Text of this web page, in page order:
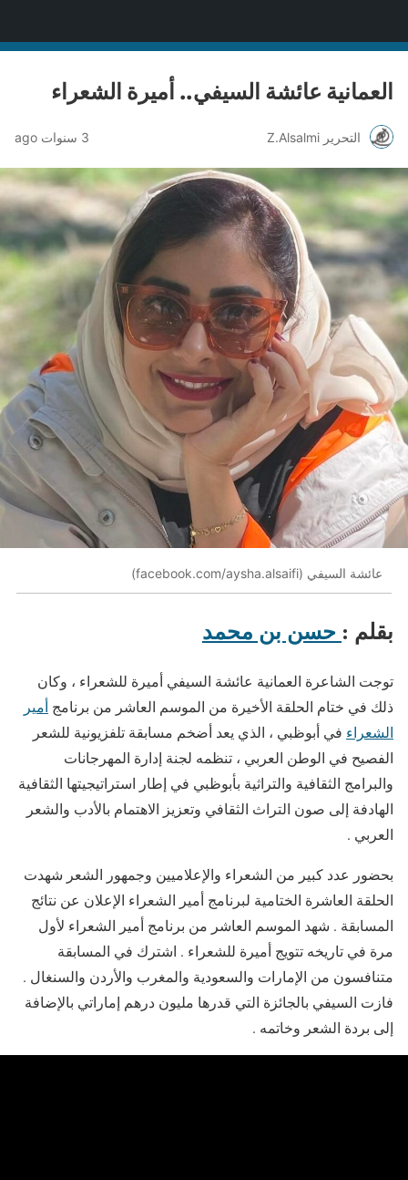
العمانية عائشة السيفي.. أميرة الشعراء
التحرير Z.Alsalmi 3 سنوات ago
عائشة السيفي (facebook.com/aysha.alsaifi)
بقلم : حسن بن محمد
توجت الشاعرة العمانية عائشة السيفي أميرة للشعراء ، وكان
ذلك في ختام الحلقة الأخيرة من الموسم العاشر من برنامج أمير
الشعراء في أبوظبي ، الذي يعد أضخم مسابقة تلفزيونية للشعر
الفصيح في الوطن العربي ، تنظمه لجنة إدارة المهرجانات
والبرامج الثقافية والتراثية بأبوظبي في إطار استراتيجيتها الثقافية
الهادفة إلى صون التراث الثقافي وتعزيز الاهتمام بالأدب والشعر
العربي .
بحضور عدد كبير من الشعراء والإعلاميين وجمهور الشعر شهدت
الحلقة العاشرة الختامية لبرنامج أمير الشعراء الإعلان عن نتائج
المسابقة . شهد الموسم العاشر من برنامج أمير الشعراء لأول
مرة في تاريخه تتويج أميرة للشعراء . اشترك في المسابقة
متنافسون من الإمارات والسعودية والمغرب والأردن والسنغال .
فازت السيفي بالجائزة التي قدرها مليون درهم إماراتي بالإضافة
إلى بردة الشعر وخاتمه .